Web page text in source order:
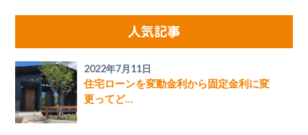
人気記事
2022年7月11日
住宅ローンを変動金利から固定金利に変
更ってど…